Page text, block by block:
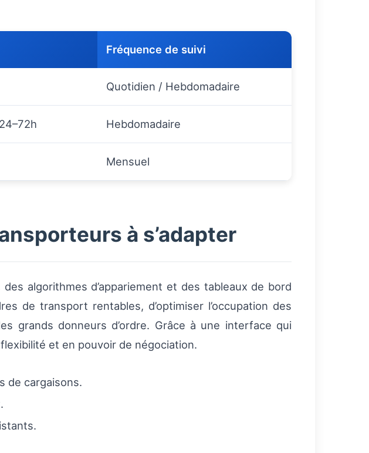
Fréquence de suivi
Quotidien / Hebdomadaire
Hebdomadaire
Mensuel
à s’adapter
algorithmes d’appariement et des tableaux de bord
de transport rentables, d’optimiser l’occupation des
grands donneurs d’ordre. Grâce à une interface qui
et en pouvoir de négociation.
de cargaisons.